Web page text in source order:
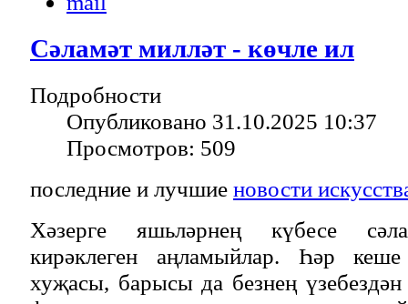
Сәламәт милләт - көчле ил
Подробности
Опубликовано 31.10.2025 10:37
Просмотров: 509
последние и лучшие новости
Хәзерге яшьләрнең күбесе
кирәклеген аңламыйлар. Һәр кеше
хуҗасы, барысы да безнең